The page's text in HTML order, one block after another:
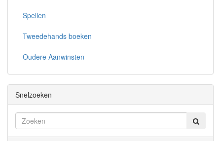
Spellen
Tweedehands boeken
Oudere Aanwinsten
Snelzoeken